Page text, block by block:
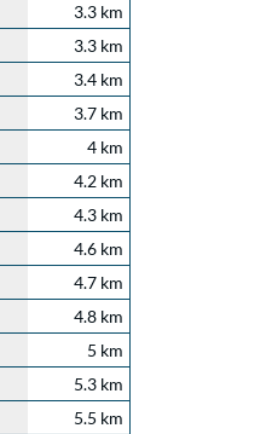
3.3 km
3.3 km
3.4 km
3.7 km
4 km
4.2 km
4.3 km
4.6 km
4.7 km
4.8 km
5 km
5.3 km
5.5 km